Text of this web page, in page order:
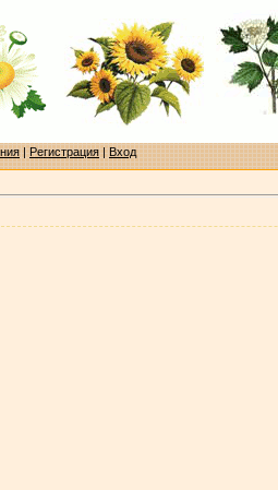
|Регистрация|Вход